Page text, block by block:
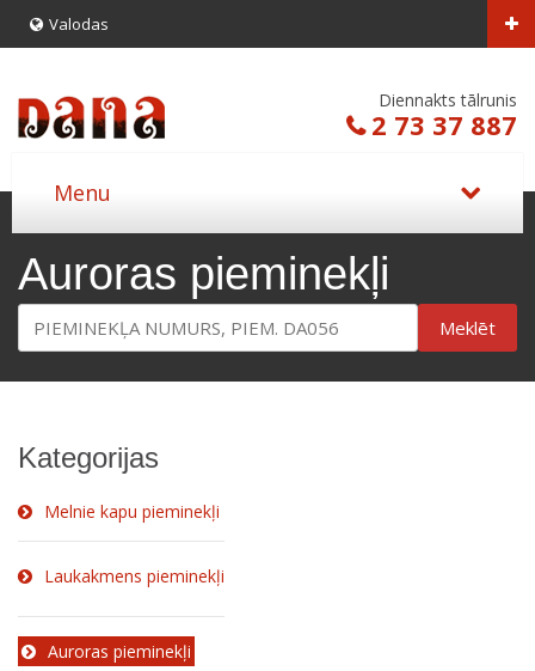
Valodas
Diennakts tālrunis
2 73 37 887
Auroras pieminekļi
Meklēt
Kategorijas
Melnie kapu pieminekļi
Laukakmens pieminekļi
Auroras pieminekļi